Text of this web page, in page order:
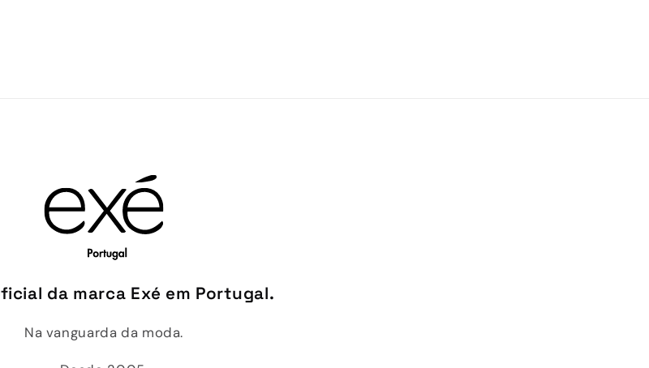
da marca Exé em Portugal.
Na vanguarda da moda.